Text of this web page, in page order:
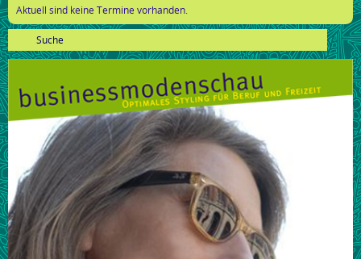
Aktuell sind keine Termine vorhanden.